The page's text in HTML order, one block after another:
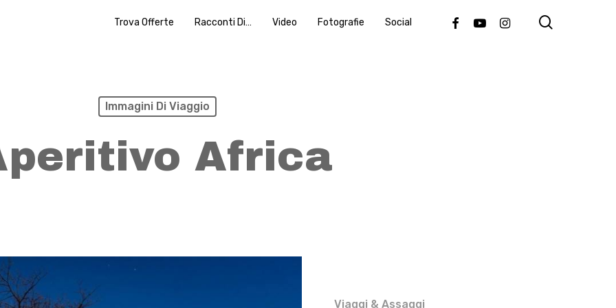
Trova Offerte Racconti Di… Video Fotografie Social FacebookYoutubeInstagram
Immagini Di Viaggio
Africa
Viaggi & Assaggi